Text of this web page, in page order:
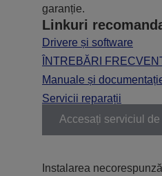
garanție.
Linkuri
Drivere și software
ÎNTREBĂRI
Manuale și
Servicii reparații
Accesați serviciul
Instalarea